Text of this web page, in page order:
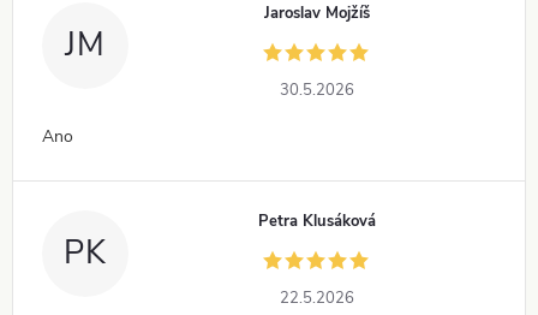
JM
Jaroslav Mojžíš
30.5.2026
Ano
PK
Petra Klusáková
22.5.2026